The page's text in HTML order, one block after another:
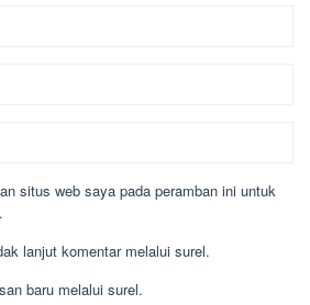
situs web saya pada peramban ini untuk
lanjut komentar melalui surel.
baru melalui surel.